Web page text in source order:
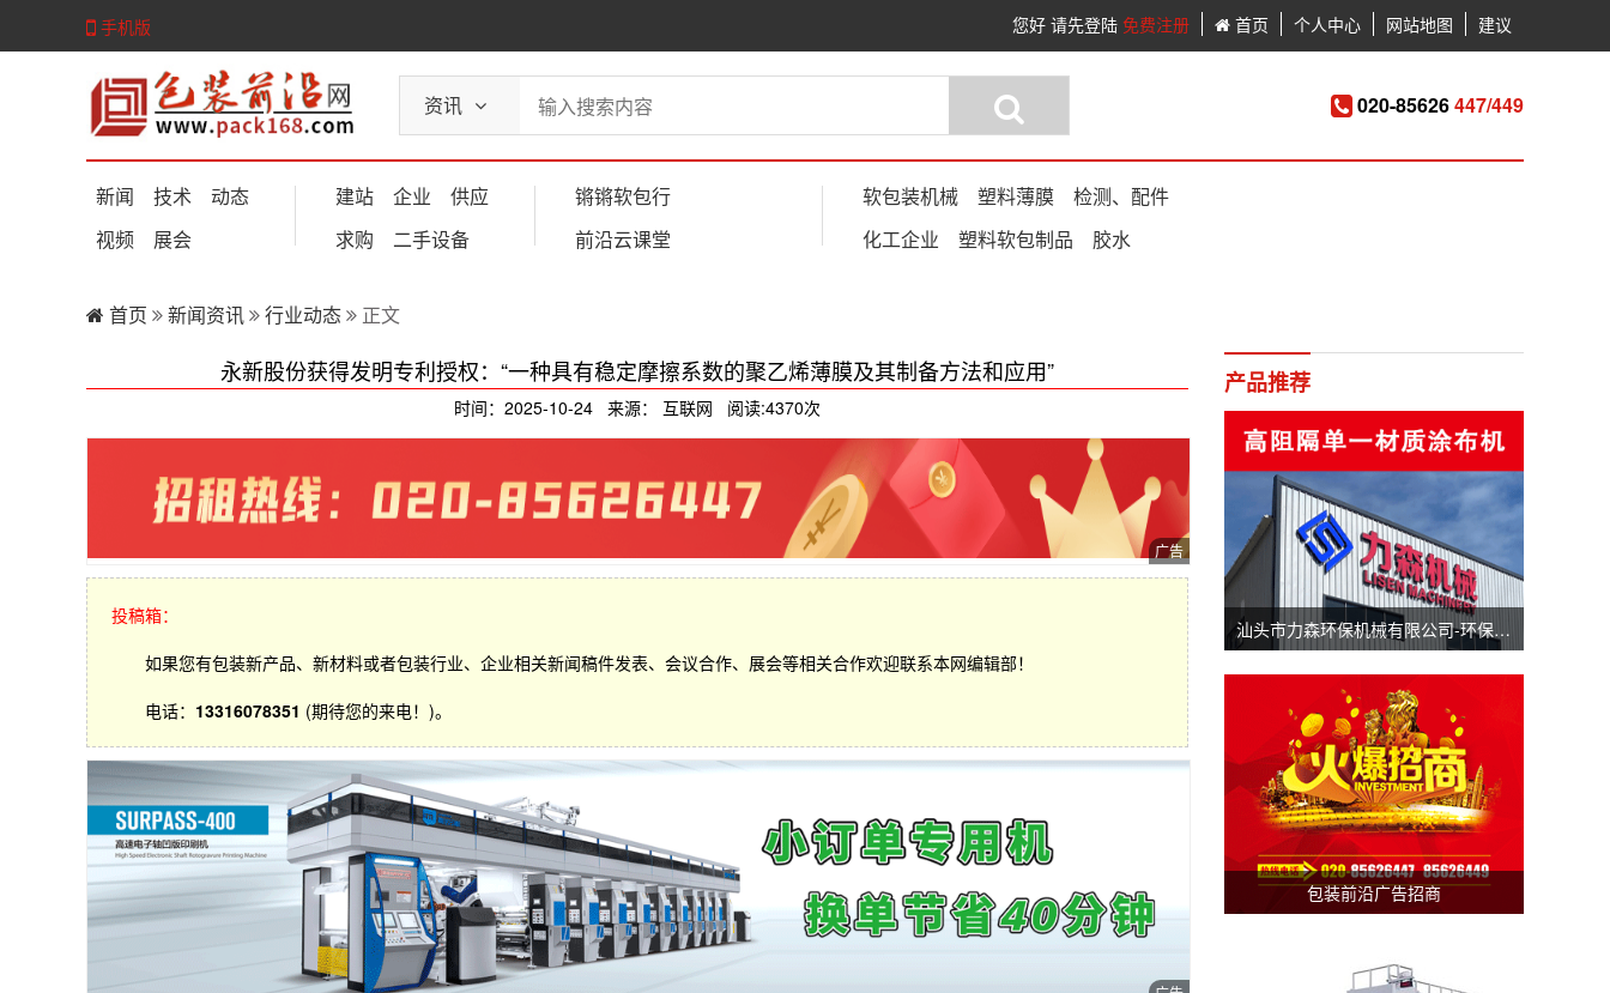
手机版 您好 请先登陆 免费注册 首页 个人中心 网站地图 建议
资讯 020-85626447/449
新闻 技术
动态
视频
展会
建站 企业
供应
求购
二手设备
锵锵软包行
前沿云课堂
软包装机械 塑料薄膜
检测、配件
化工企业
塑料软包制品 胶水
首页 新闻资讯 行业动态 正文
永新股份获得发明专利授权：“一种具有稳定摩擦系数的聚乙烯薄膜及其制备方法和应用”
时间：2025-10-24 来源： 互联网 阅读:4370次
投稿箱：
如果您有包装新产品、新材料或者包装行业、企业相关新闻稿件发表、会议合作、展会等相关合作欢迎联系本网编辑部！
电话： 13316078351 (期待您的来电！)。
产品推荐
汕头市力森环保机械有限公司-环保分切机-汕头涂布机
包装前沿广告招商